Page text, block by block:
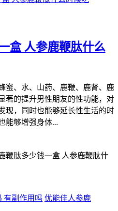
盒 人参鹿鞭肽什么
蜜、水、山药、鹿鞭、鹿肾、鹿
著的提升男性朋友的性功能，对
现，同时也能够延长性生活的时
能够增强身体...
鞭肽多少钱一盒 人参鹿鞭肽什
优能佳人参鹿